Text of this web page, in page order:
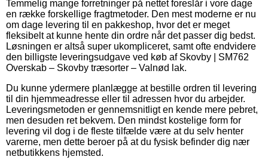
Temmelig mange forretninger på nettet foreslår i vore dage
en række forskellige fragtmetoder. Den mest moderne er nu
om dage levering til en pakkeshop, hvor det er meget
fleksibelt at kunne hente din ordre når det passer dig bedst.
Løsningen er altså super ukompliceret, samt ofte endvidere
den billigste leveringsudgave ved køb af Skovby | SM762
Overskab – Skovby træsorter – Valnød lak.
Du kunne ydermere planlægge at bestille ordren til levering
til din hjemmeadresse eller til adressen hvor du arbejder.
Leveringsmetoden er gennemsnitligt en kende mere pebret,
men desuden ret bekvem. Den mindst kostelige form for
levering vil dog i de fleste tilfælde være at du selv henter
varerne, men dette beroer på at du fysisk befinder dig nær
netbutikkens hjemsted.